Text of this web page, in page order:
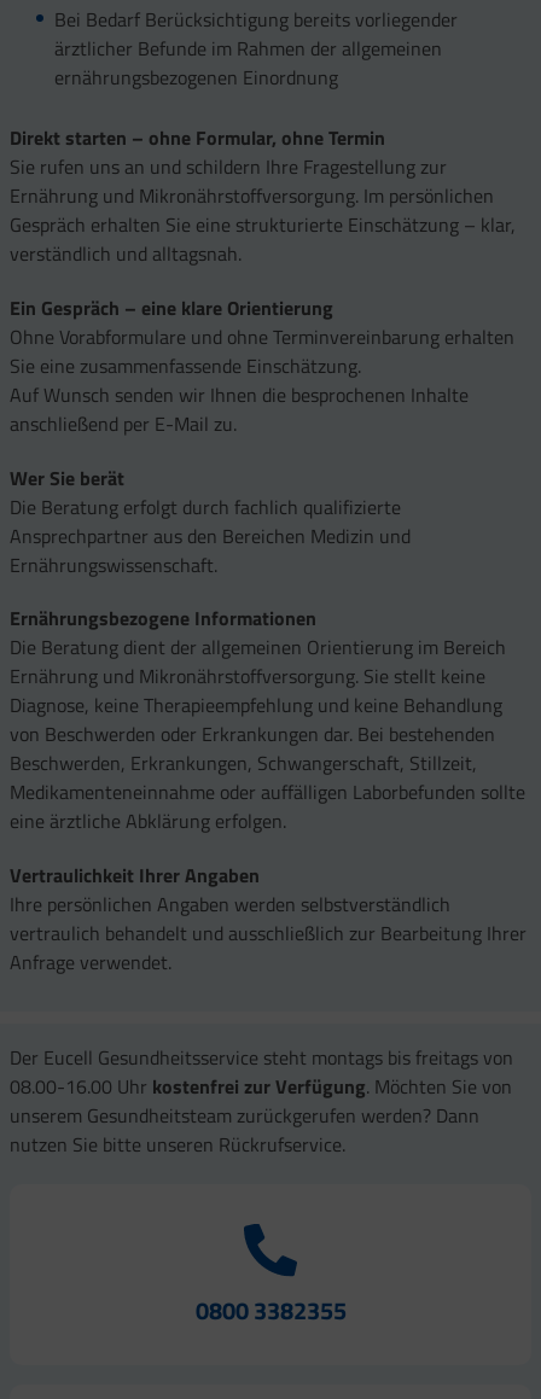
Bei Bedarf Berücksichtigung bereits vorliegender
ärztlicher Befunde im Rahmen der allgemeinen
ernährungsbezogenen Einordnung
Direkt starten – ohne Formular, ohne Termin
Sie rufen uns an und schildern Ihre Fragestellung zur
Ernährung und Mikronährstoffversorgung. Im persönlichen
Gespräch erhalten Sie eine strukturierte Einschätzung – klar,
verständlich und alltagsnah.
Ein Gespräch – eine klare Orientierung
Ohne Vorabformulare und ohne Terminvereinbarung erhalten
Sie eine zusammenfassende Einschätzung.
Auf Wunsch senden wir Ihnen die besprochenen Inhalte
anschließend per E-Mail zu.
Wer Sie berät
Die Beratung erfolgt durch fachlich qualifizierte
Ansprechpartner aus den Bereichen Medizin und
Ernährungswissenschaft.
Ernährungsbezogene Informationen
Die Beratung dient der allgemeinen Orientierung im Bereich
Ernährung und Mikronährstoffversorgung. Sie stellt keine
Diagnose, keine Therapieempfehlung und keine Behandlung
von Beschwerden oder Erkrankungen dar. Bei bestehenden
Beschwerden, Erkrankungen, Schwangerschaft, Stillzeit,
Medikamenteneinnahme oder auffälligen Laborbefunden sollte
eine ärztliche Abklärung erfolgen.
Vertraulichkeit Ihrer Angaben
Ihre persönlichen Angaben werden selbstverständlich
vertraulich behandelt und ausschließlich zur Bearbeitung Ihrer
Anfrage verwendet.
Der Eucell Gesundheitsservice steht montags bis freitags von
08.00-16.00 Uhr kostenfrei zur Verfügung. Möchten Sie von
unserem Gesundheitsteam zurückgerufen werden? Dann
nutzen Sie bitte unseren Rückrufservice.
0800 3382355